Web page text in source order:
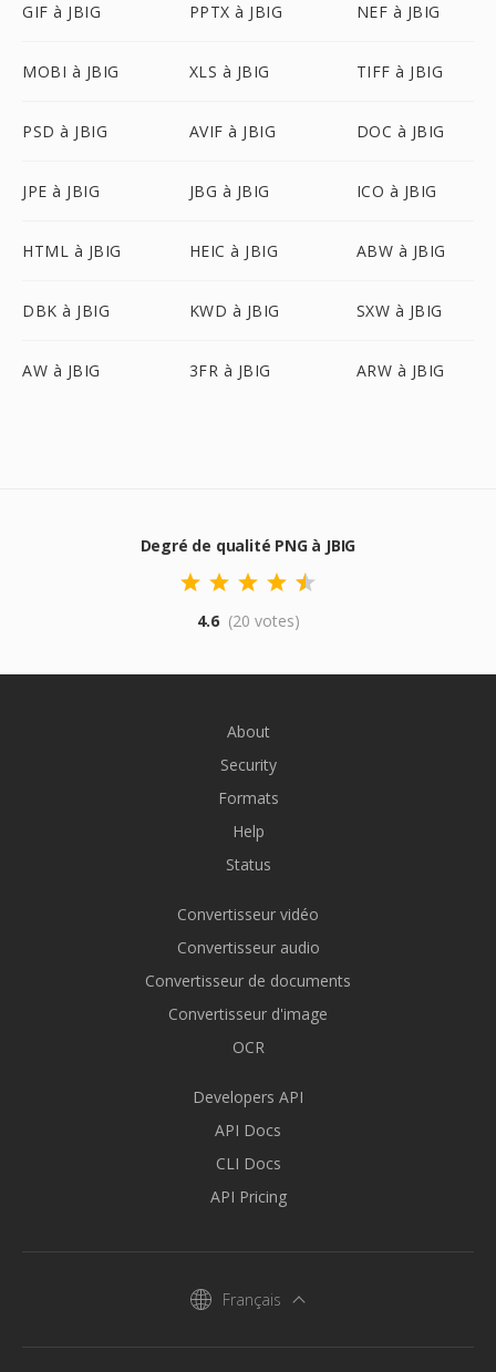
GIF à JBIG PPTX à JBIG NEF à JBIG
MOBI à JBIG XLS à JBIG TIFF à JBIG
PSD à JBIG AVIF à JBIG DOC à JBIG
JPE à JBIG JBG à JBIG ICO à JBIG
HTML à JBIG HEIC à JBIG ABW à JBIG
DBK à JBIG KWD à JBIG SXW à JBIG
AW à JBIG 3FR à JBIG ARW à JBIG
Degré de qualité PNG à JBIG
4.6 (20 votes)
About
Security
Formats
Help
Status
Convertisseur vidéo
Convertisseur audio
Convertisseur de documents
Convertisseur d'image
OCR
Developers API
API Docs
CLI Docs
API Pricing
Français